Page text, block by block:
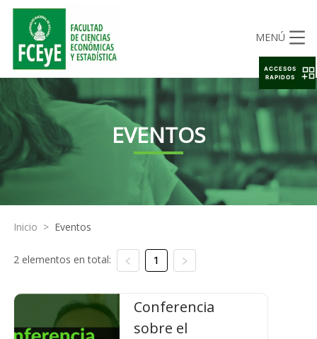
MENÚ
EVENTOS
Inicio > Eventos
2 elementos en total: 1
Conferencia
sobre el
ACCESOS
RAPIDOS